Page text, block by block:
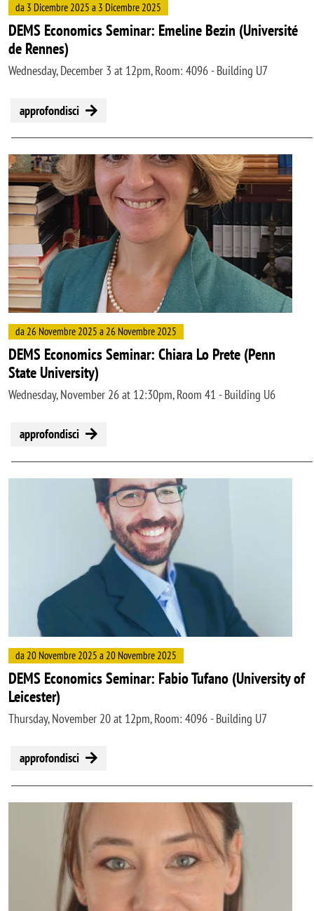
da 3 Dicembre 2025 a 3 Dicembre 2025
DEMS Economics Seminar: Emeline Bezin (Université
de Rennes)
Wednesday, December 3 at 12pm, Room: 4096 - Building U7
approfondisci
Image
da 26 Novembre 2025 a 26 Novembre 2025
DEMS Economics Seminar: Chiara Lo Prete (Penn
State University)
Wednesday, November 26 at 12:30pm, Room 41 - Building U6
approfondisci
da 20 Novembre 2025 a 20 Novembre 2025
DEMS Economics Seminar: Fabio Tufano (University of
Leicester)
Thursday, November 20 at 12pm, Room: 4096 - Building U7
approfondisci